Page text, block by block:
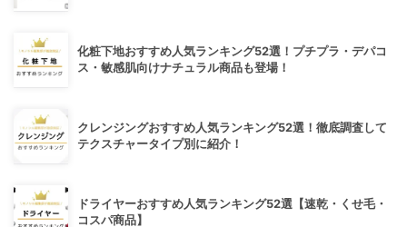
化粧下地おすすめ人気ランキング52選！プチプラ・デパコ
ス・敏感肌向けナチュラル商品も登場！
クレンジングおすすめ人気ランキング52選！徹底調査して
テクスチャータイプ別に紹介！
ドライヤーおすすめ人気ランキング52選【速乾・くせ毛・
コスパ商品】